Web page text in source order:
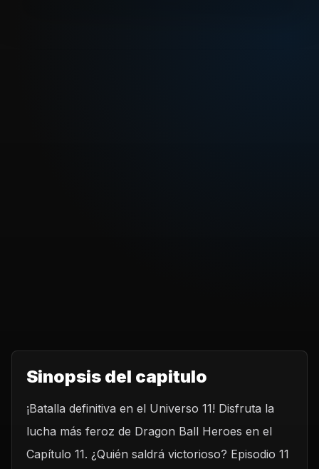
Sinopsis del capitulo
¡Batalla definitiva en el Universo 11! Disfruta la
lucha más feroz de Dragon Ball Heroes en el
Capítulo 11. ¿Quién saldrá victorioso? Episodio 11